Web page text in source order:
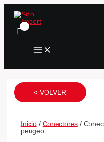
Ir
contenido
MAIN
< VOLVER
Inicio/ Conectores/
peugeot
Conector
cantidad
Conector
cantidad
Conector
dmax
cantidad